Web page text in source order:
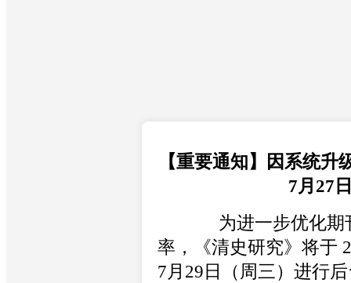
【重要通知】因系统
7月27
为进一步优化期
率，《清史研究》将于
7月29日（周三）进行